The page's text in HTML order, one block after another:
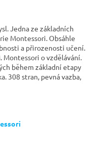
Jedna ze základních
Montessori. Obsáhle
a přirozenosti učení.
Montessori o vzdělávání.
během základní etapy
308 stran, pevná vazba,